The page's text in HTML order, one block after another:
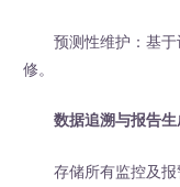
预测性维护：基于
修。
数据追溯与报告
存储所有监控及报